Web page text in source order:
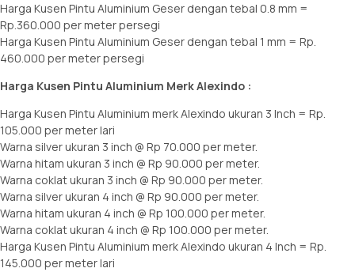
Harga Kusen Pintu Aluminium Geser dengan tebal 0.8 mm =
Rp.360.000 per meter persegi
Harga Kusen Pintu Aluminium Geser dengan tebal 1 mm = Rp.
460.000 per meter persegi
Harga Kusen Pintu Aluminium Merk Alexindo :
Harga Kusen Pintu Aluminium merk Alexindo ukuran 3 Inch = Rp.
105.000 per meter lari
Warna silver ukuran 3 inch @ Rp 70.000 per meter.
Warna hitam ukuran 3 inch @ Rp 90.000 per meter.
Warna coklat ukuran 3 inch @ Rp 90.000 per meter.
Warna silver ukuran 4 inch @ Rp 90.000 per meter.
Warna hitam ukuran 4 inch @ Rp 100.000 per meter.
Warna coklat ukuran 4 inch @ Rp 100.000 per meter.
Harga Kusen Pintu Aluminium merk Alexindo ukuran 4 Inch = Rp.
145.000 per meter lari